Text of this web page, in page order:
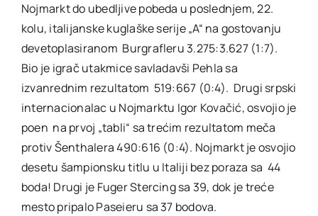
Nojmarkt do ubedljive pobeda u poslednjem, 22.
kolu, italijanske kuglaške serije „A“ na gostovanju
devetoplasiranom Burgrafleru 3.275:3.627 (1:7).
Bio je igrač utakmice savladavši Pehla sa
izvanrednim rezultatom 519:667 (0:4). Drugi srpski
internacionalac u Nojmarktu Igor Kovačić, osvojio je
poen na prvoj „tabli“ sa trećim rezultatom meča
protiv Šenthalera 490:616 (0:4). Nojmarkt je osvojio
desetu šampionsku titlu u Italiji bez poraza sa 44
boda! Drugi je Fuger Stercing sa 39, dok je treće
mesto pripalo Paseieru sa 37 bodova.